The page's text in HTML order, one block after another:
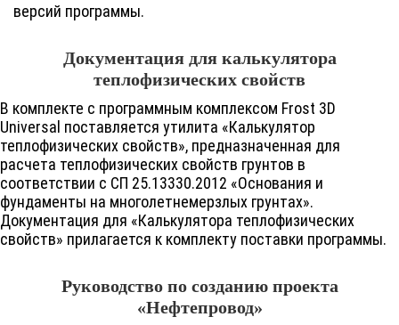
версий программы.
Документация для калькулятора
теплофизических свойств
В комплекте с программным комплексом Frost 3D
Universal поставляется утилита «Калькулятор
теплофизических свойств», предназначенная для
расчета теплофизических свойств грунтов в
соответствии с СП 25.13330.2012 «Основания и
фундаменты на многолетнемерзлых грунтах».
Документация для «Калькулятора теплофизических
свойств» прилагается к комплекту поставки программы.
Руководство по созданию проекта
«Нефтепровод»